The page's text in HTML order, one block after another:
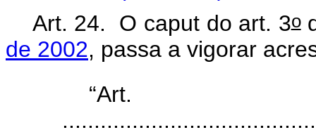
Art. 24. O caput do art. 3o
de 2002, passa a vigorar